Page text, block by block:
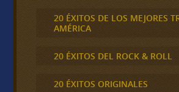
20 ÉXITOS DE LOS MEJORES
AMÉRICA
20 ÉXITOS DEL ROCK & ROLL
20 ÉXITOS ORIGINALES